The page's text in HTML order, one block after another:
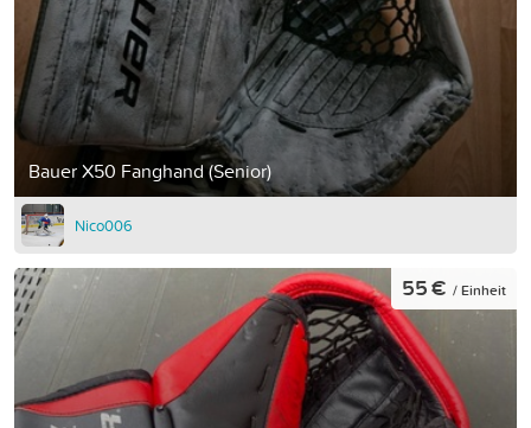
Bauer X50 Fanghand (Senior)
Nico006
55 € / Einheit